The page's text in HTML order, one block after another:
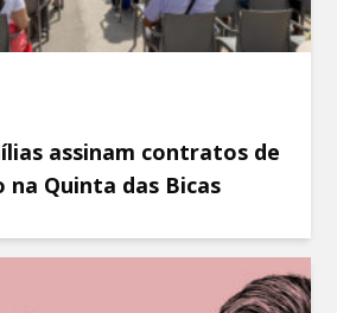
assinam contratos de
Quinta das Bicas